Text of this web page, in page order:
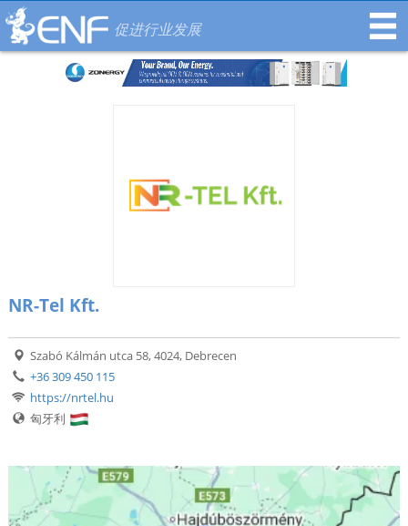
促进行业发展
NR-Tel Kft.
Szabó Kálmán utca 58, 4024, Debrecen
+36 309 450 115
https://nrtel.hu
匈牙利